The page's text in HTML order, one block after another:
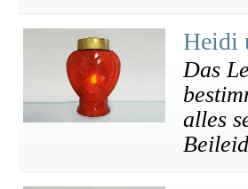
Heidi
Das
alles
Beileid